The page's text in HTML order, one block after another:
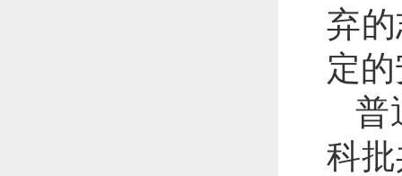
弃
定
普
科